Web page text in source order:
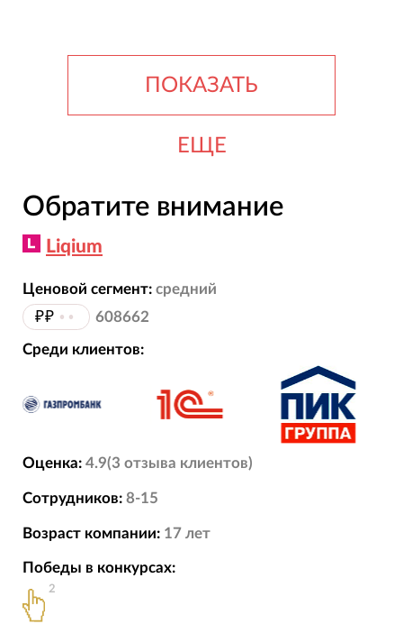
ПОКАЗАТЬ
ЕЩЕ
Обратите внимание
Liqium
Ценовой сегмент: средний
₽₽ •• 608662
Среди клиентов:
Оценка: 4.9(3 отзыва клиентов)
Сотрудников: 8-15
Возраст компании: 17 лет
Победы в конкурсах:
2